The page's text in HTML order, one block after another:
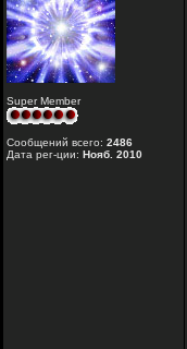
Super Member
Сообщений всего: 2486
Дата рег-ции: Нояб. 2010